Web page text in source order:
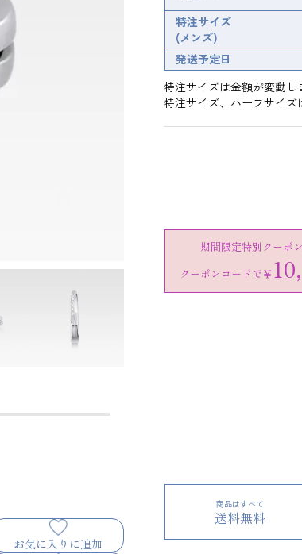
お気に入りに追加
特注サイズ
(メンズ)
発送予定日
特注サイズは金額が変動し
特注サイズ、ハーフサイズ
期間限定特別クーポ
クーポンコードで￥
商品はすべて
送料無料